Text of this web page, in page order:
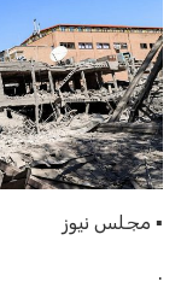
▪︎ مجلس نيوز
.